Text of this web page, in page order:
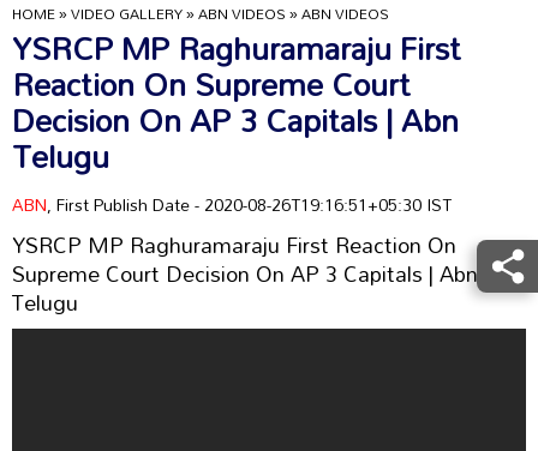
HOME»VIDEO GALLERY»ABN VIDEOS»ABN VIDEOS
YSRCP MP Raghuramaraju First
Reaction On Supreme Court
Decision On AP 3 Capitals | Abn
Telugu
ABN, First Publish Date - 2020-08-26T19:16:51+05:30 IST
YSRCP MP Raghuramaraju First Reaction On
Supreme Court Decision On AP 3 Capitals | Abn
Telugu